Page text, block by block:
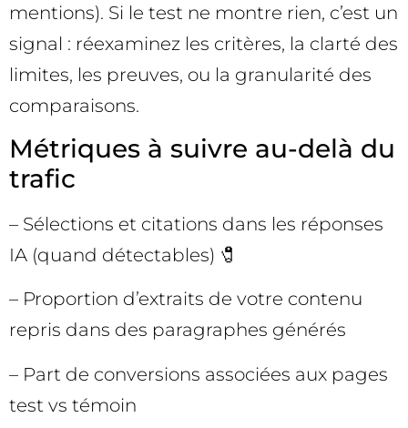
mentions). Si le test ne montre rien, c’est un
signal : réexaminez les critères, la clarté des
limites, les preuves, ou la granularité des
comparaisons.
Métriques à suivre au-delà du
trafic
– Sélections et citations dans les réponses
IA (quand détectables) 🧷
– Proportion d’extraits de votre contenu
repris dans des paragraphes générés
– Part de conversions associées aux pages
test vs témoin